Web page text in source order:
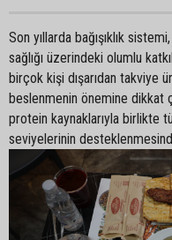
Son yıllarda bağışıklık
sağlığı üzerindeki olumlu
birçok kişi dışarıdan takviye
beslenmenin önemine dikkat
protein kaynaklarıyla birlikte
seviyelerinin